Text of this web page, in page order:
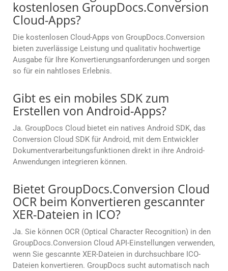
kostenlosen GroupDocs.Conversion
Cloud-Apps?
Die kostenlosen Cloud-Apps von GroupDocs.Conversion
bieten zuverlässige Leistung und qualitativ hochwertige
Ausgabe für Ihre Konvertierungsanforderungen und sorgen
so für ein nahtloses Erlebnis.
Gibt es ein mobiles SDK zum
Erstellen von Android-Apps?
Ja. GroupDocs Cloud bietet ein natives Android SDK, das
Conversion Cloud SDK für Android, mit dem Entwickler
Dokumentverarbeitungsfunktionen direkt in ihre Android-
Anwendungen integrieren können.
Bietet GroupDocs.Conversion Cloud
OCR beim Konvertieren gescannter
XER-Dateien in ICO?
Ja. Sie können OCR (Optical Character Recognition) in den
GroupDocs.Conversion Cloud API-Einstellungen verwenden,
wenn Sie gescannte XER-Dateien in durchsuchbare ICO-
Dateien konvertieren. GroupDocs sucht automatisch nach